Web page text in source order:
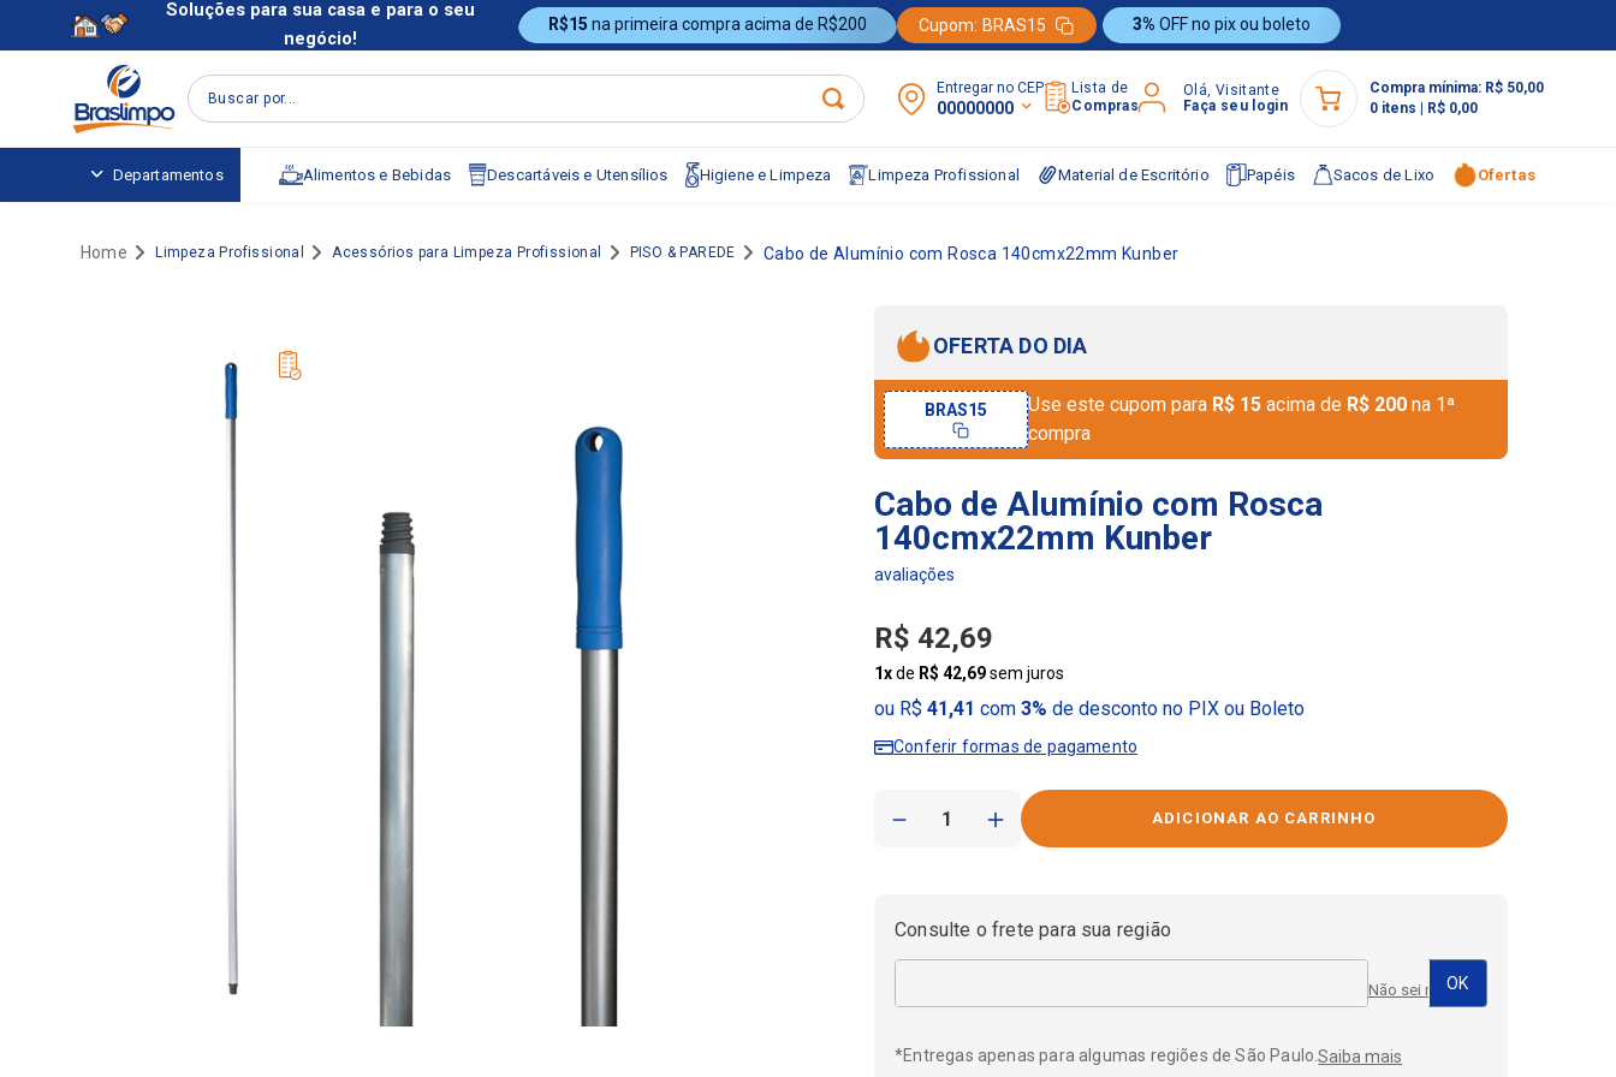
Soluções para sua casa e para o seu
negócio!
R$15 na primeira compra acima de R$200 Cupom: BRAS15 3% OFF no pix ou boleto
Buscar por... Entregar no CEP:
00000000
Lista de
Compras
Olá, Visitante
Faça seu login
Compra mínima: R$ 50,00
0 itens R$ 0,00
Departamentos Alimentos e Bebidas Descartáveis e Utensílios Higiene e Limpeza Limpeza Profissional Material de Escritório Papéis Sacos de Lixo Ofertas
Limpeza Profissional Acessórios para Limpeza Profissional PISO & PAREDE Cabo de Alumínio com Rosca 140cmx22mm Kunber
OFERTA DO DIA
Use este cupom para R$ 15 acima de R$ 200 na 1ª
compra
BRAS15
Cabo de Alumínio com Rosca
140cmx22mm Kunber
R$ 42,69
1xde R$ 42,69sem juros
ou R$41,41 com3% de desconto no PIX ou Boleto
Conferir formas de pagamento
＋
－
Consulte o frete para sua região
Não sei meu CEP
*Entregas apenas para algumas regiões de São Paulo.Saiba mais